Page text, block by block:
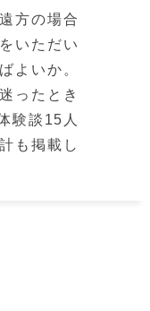
方の場合
いただい
よいか。
ったとき
験談15人
も掲載し